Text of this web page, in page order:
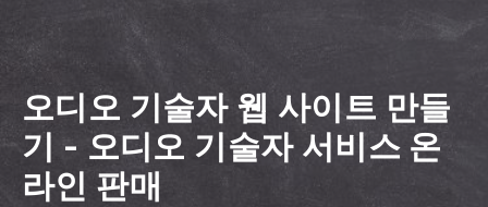
오디오 기술자 웹 사이트 만들
기 - 오디오 기술자 서비스 온
라인 판매